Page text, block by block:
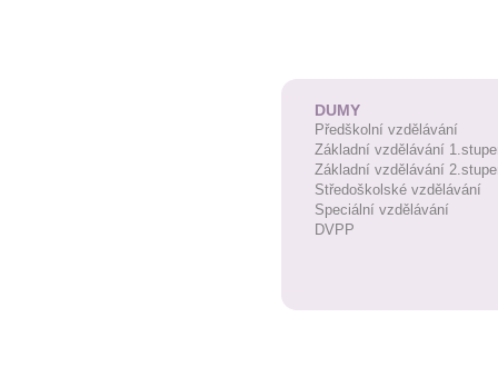
DUMY
Předškolní vzdělávání
Základní vzdělávání
Základní vzdělávání
Středoškolské vzdělávání
Speciální vzdělávání
DVPP